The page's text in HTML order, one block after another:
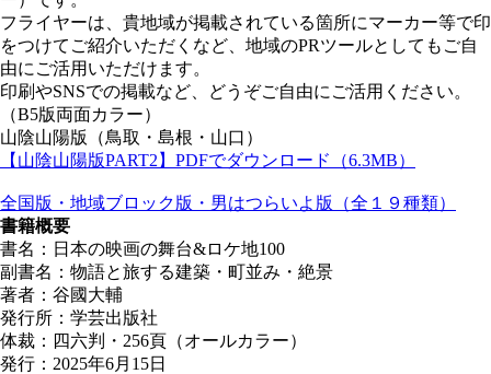
フライヤーは、貴地域が掲載されている箇所にマーカー等で印
をつけてご紹介いただくなど、地域のPRツールとしてもご自
由にご活用いただけます。
印刷やSNSでの掲載など、どうぞご自由にご活用ください。
（B5版両面カラー）
山陰山陽版（鳥取・島根・山口）
【山陰山陽版PART2】PDFでダウンロード（6.3MB）
全国版・地域ブロック版・男はつらいよ版（全１９種類）
書籍概要
書名：日本の映画の舞台&ロケ地100
副書名：物語と旅する建築・町並み・絶景
著者：谷國大輔
発行所：学芸出版社
体裁：四六判・256頁（オールカラー）
発行：2025年6月15日